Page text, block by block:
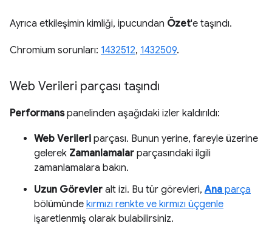
Ayrıca etkileşimin kimliği, ipucundan Özet'e taşındı.
Chromium sorunları: 1432512, 1432509.
Web Verileri parçası taşındı
Performanspanelinden aşağıdaki izler kaldırıldı:
Web Verileri parçası. Bunun yerine, fareyle üzerine
gelerek Zamanlamalar parçasındaki ilgili
zamanlamalara bakın.
Uzun Görevler alt izi. Bu tür görevleri,Ana parça
bölümünde kırmızı renkte ve kırmızı üçgenle
işaretlenmiş olarak bulabilirsiniz.